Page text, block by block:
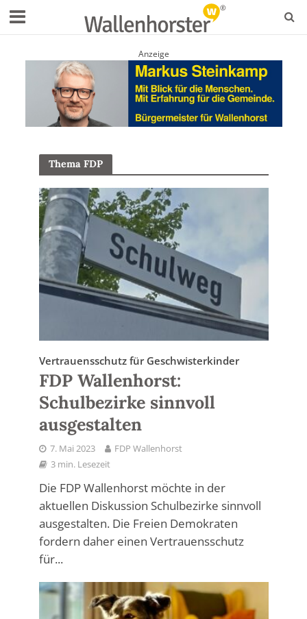
Anzeige
Thema FDP
Vertrauensschutz für Geschwisterkinder
FDP Wallenhorst:
Schulbezirke sinnvoll
ausgestalten
7. Mai 2023
FDP Wallenhorst
3 min. Lesezeit
Die FDP Wallenhorst möchte in der
aktuellen Diskussion Schulbezirke sinnvoll
ausgestalten. Die Freien Demokraten
fordern daher einen Vertrauensschutz
für...